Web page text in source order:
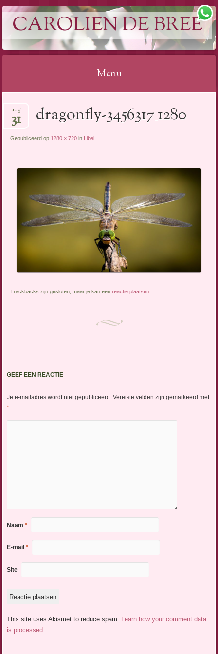
CAROLIEN DE BREE
Menu
naar
inhoud
dragonfly-3456317_1280
aug
31
Gepubliceerd op 1280 × 720 in Libel
Trackbacks zijn gesloten, maar je kan eenreactie plaatsen
GEEF EEN REACTIE
Je e-mailadres wordt niet gepubliceerd. Vereiste velden zijn gemarkeerd met
*
Naam *
E-mail *
Site
This site uses Akismet to reduce spam. Learn how your comment data
is processed.